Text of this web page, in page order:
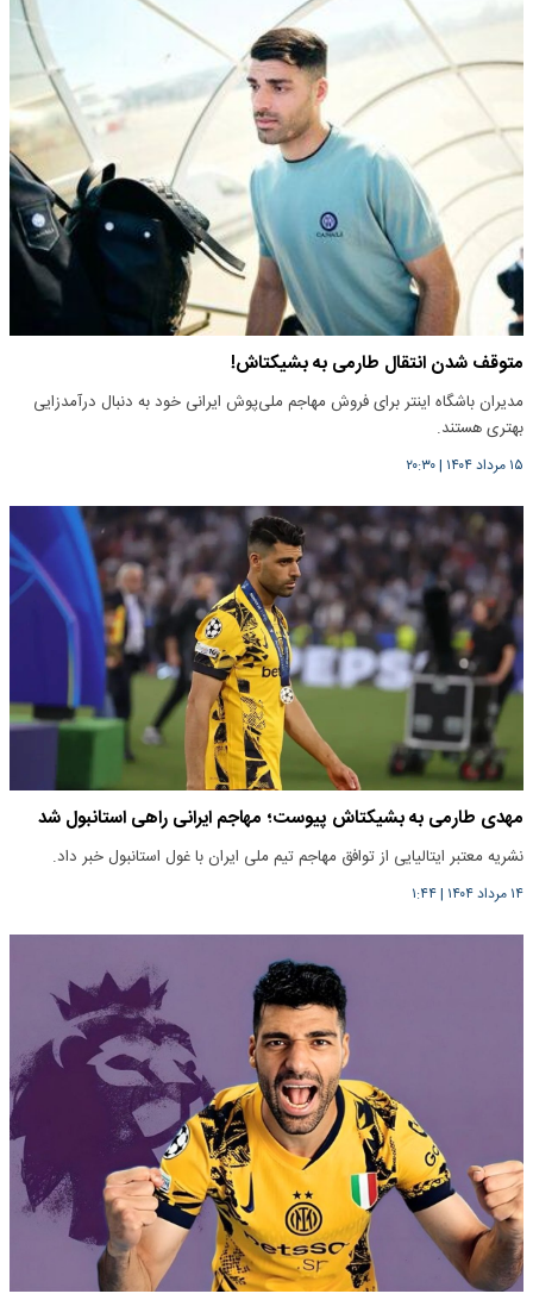
متوقف شدن انتقال طارمی به بشیکتاش!
مدیران باشگاه اینتر برای فروش مهاجم ملی‌پوش ایرانی خود به دنبال درآمدزایی
بهتری هستند.
۱۵ مرداد ۱۴۰۴ |۲۰:۳۰
مهدی طارمی به بشیکتاش پیوست؛ مهاجم ایرانی راهی استانبول شد
نشریه معتبر ایتالیایی از توافق مهاجم تیم ملی ایران با غول استانبول خبر داد.
۱۴ مرداد ۱۴۰۴ |۱:۴۴